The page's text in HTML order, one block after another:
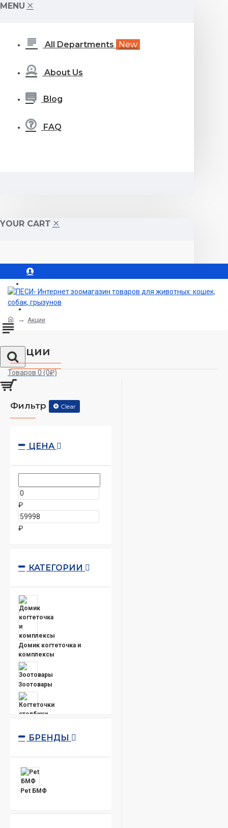
MENU
All Departments New
About Us
Blog
FAQ
YOUR CART
Регистрация
Товаров 0 (0₽)
Акции
Акции
Фильтр Clear
ЦЕНА
₽
₽
КАТЕГОРИИ
Домик когтеточка и
комплексы
Зоотовары
Когтеточки столбики,
настенные
Когтеточки, Домики,
БРЕНДЫ
Pet БМФ